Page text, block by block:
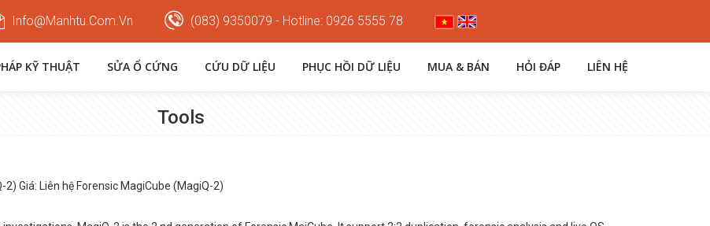
Info@manhtu.com.vn (083) 9350079 - Hotline: 0926 5555 78
KỸ THUẬT SỬA Ổ CỨNG CỨU DỮ LIỆU PHỤC HỒI DỮ LIỆU MUA & BÁN HỎI ĐÁP LIÊN HỆ
Tools
2) Giá: Liên hệ Forensic MagiCube (MagiQ-2)